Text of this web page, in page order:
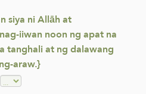
siya ni Allāh at
iiwan noon ng apat na
tanghali at ng dalawang
araw.}